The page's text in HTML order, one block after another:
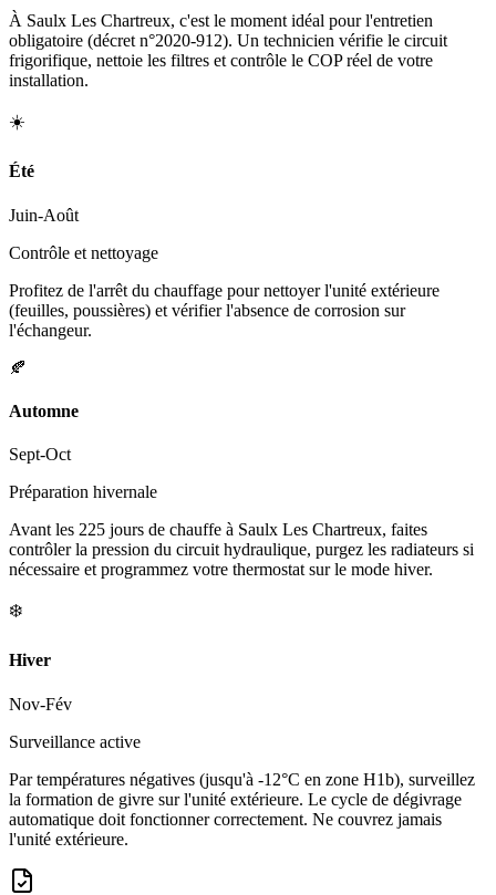
À Saulx Les Chartreux, c'est le moment idéal pour l'entretien
obligatoire (décret n°2020-912). Un technicien vérifie le circuit
frigorifique, nettoie les filtres et contrôle le COP réel de votre
installation.
☀️
Été
Juin-Août
Contrôle et nettoyage
Profitez de l'arrêt du chauffage pour nettoyer l'unité extérieure
(feuilles, poussières) et vérifier l'absence de corrosion sur
l'échangeur.
🍂
Automne
Sept-Oct
Préparation hivernale
Avant les 225 jours de chauffe à Saulx Les Chartreux, faites
contrôler la pression du circuit hydraulique, purgez les radiateurs si
nécessaire et programmez votre thermostat sur le mode hiver.
❄️
Hiver
Nov-Fév
Surveillance active
Par températures négatives (jusqu'à -12°C en zone H1b), surveillez
la formation de givre sur l'unité extérieure. Le cycle de dégivrage
automatique doit fonctionner correctement. Ne couvrez jamais
l'unité extérieure.